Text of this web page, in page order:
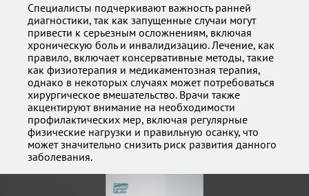
Специалисты подчеркивают важность ранней
диагностики, так как запущенные случаи могут
привести к серьезным осложнениям, включая
хроническую боль и инвалидизацию. Лечение, как
правило, включает консервативные методы, такие
как физиотерапия и медикаментозная терапия,
однако в некоторых случаях может потребоваться
хирургическое вмешательство. Врачи также
акцентируют внимание на необходимости
профилактических мер, включая регулярные
физические нагрузки и правильную осанку, что
может значительно снизить риск развития данного
заболевания.